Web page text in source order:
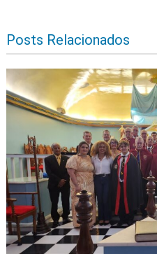
Posts Relacionados